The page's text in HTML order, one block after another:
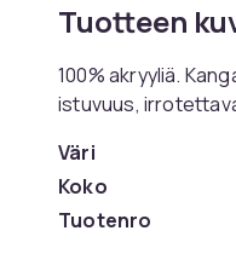
Tuotteen
100% akryyliä.
istuvuus,
Väri
Koko
Tuotenro